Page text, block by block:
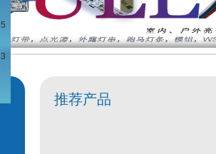
推荐产品